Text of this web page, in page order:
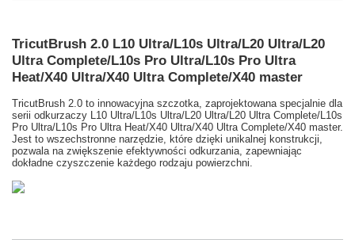
TricutBrush 2.0 L10 Ultra/L10s Ultra/L20 Ultra/L20
Ultra Complete/L10s Pro Ultra/L10s Pro Ultra
Heat/X40 Ultra/X40 Ultra Complete/X40 master
TricutBrush 2.0 to innowacyjna szczotka, zaprojektowana specjalnie dla
serii odkurzaczy L10 Ultra/L10s Ultra/L20 Ultra/L20 Ultra Complete/L10s
Pro Ultra/L10s Pro Ultra Heat/X40 Ultra/X40 Ultra Complete/X40 master.
Jest to wszechstronne narzędzie, które dzięki unikalnej konstrukcji,
pozwala na zwiększenie efektywności odkurzania, zapewniając
dokładne czyszczenie każdego rodzaju powierzchni.